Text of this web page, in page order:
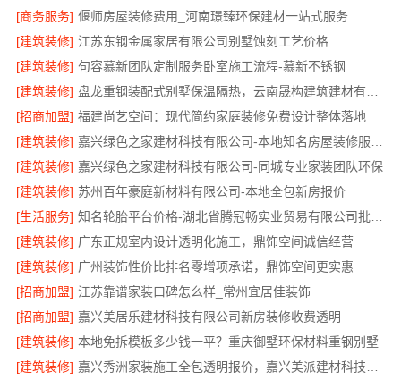
[商务服务] 偃师房屋装修费用_河南璟臻环保建材一站式服务
[建筑装修] 江苏东钢金属家居有限公司别墅蚀刻工艺价格
[建筑装修] 句容慕新团队定制服务卧室施工流程-慕新不锈钢
[建筑装修]
[招商加盟] 福建尚艺空间：现代简约家庭装修免费设计整体落地
[建筑装修]
[建筑装修] 嘉兴绿色之家建材科技有限公司-同城专业家装团队环保
[建筑装修] 苏州百年豪庭新材料有限公司-本地全包新房报价
[生活服务]
[建筑装修] 广东正规室内设计透明化施工，鼎饰空间诚信经营
[建筑装修] 广州装饰性价比排名零增项承诺，鼎饰空间更实惠
[招商加盟] 江苏靠谱家装口碑怎么样_常州宜居佳装饰
[招商加盟] 嘉兴美居乐建材科技有限公司新房装修收费透明
[建筑装修] 本地免拆模板多少钱一平？重庆御墅环保材料重钢别墅
[建筑装修]